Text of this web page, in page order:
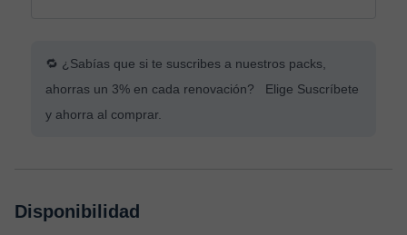
🔁 ¿Sabías que si te suscribes a nuestros packs,
ahorras un 3% en cada renovación? Elige Suscríbete
y ahorra al comprar.
Disponibilidad